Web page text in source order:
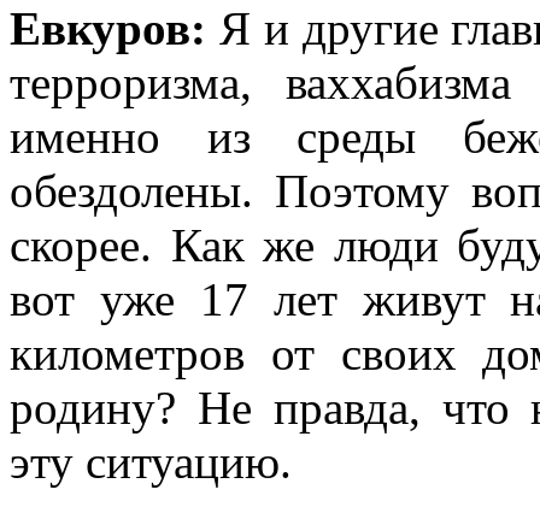
Евкуров: Я и другие
терроризма,
именно из среды
обездолены. Поэтому
скорее. Как же люди
вот уже 17 лет живут
километров от своих
родину? Не правда, что
эту ситуацию.